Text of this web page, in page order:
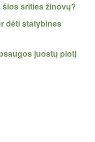
srities žinovų?
dėti statybines
juostų plotį